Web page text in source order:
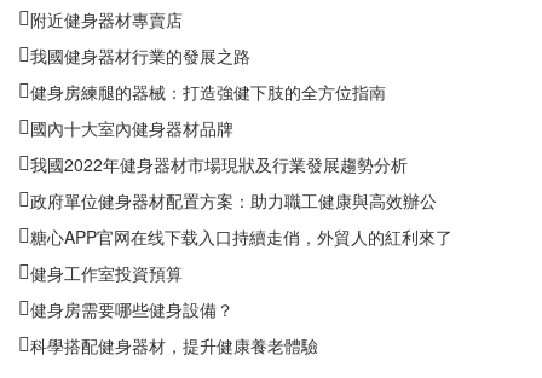
附近健身器材專賣店
我國健身器材行業的發展之路
健身房練腿的器械：打造強健下肢的全方位指南
國內十大室內健身器材品牌
我國2022年健身器材市場現狀及行業發展趨勢分析
政府單位健身器材配置方案：助力職工健康與高效辦公
糖心APP官网在线下载入口持續走俏，外貿人的紅利來了
健身工作室投資預算
健身房需要哪些健身設備？
科學搭配健身器材，提升健康養老體驗